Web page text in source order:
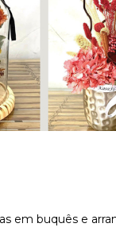
em buquês e